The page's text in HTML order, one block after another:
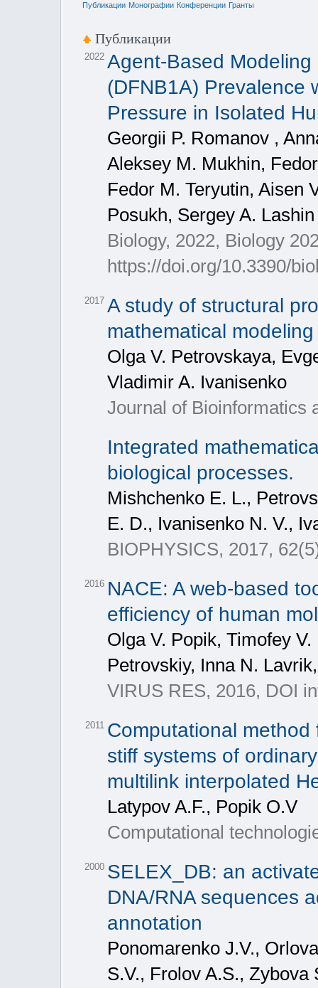
Публикации Монографии Конференции Гранты
Публикации
2022 Agent‐Based
(DFNB1A) Prevalence
Pressure in Isolated
Georgii P. Romanov ,
Aleksey M. Mukhin,
Fedor M. Teryutin, Aisen
Posukh, Sergey A.
Biology, 2022, Biology
https://doi.org/10.3390/
2017 A study of structural
mathematical
Olga V. Petrovskaya,
Vladimir A. Ivanisenko
Journal of Bioinformatics
Integrated
biological processes.
Mishchenko E. L.,
E. D., Ivanisenko N. V.,
BIOPHYSICS, 2017,
2016 NACE: A web-based
efficiency of human
Olga V. Popik, Timofey
Petrovskiy, Inna N.
VIRUS RES, 2016, DOI
2011 Computational
stiff systems of
multilink interpolated
Latypov A.F., Popik O.V
Computational
2000 SELEX_DB: an
DNA/RNA sequences
annotation
Ponomarenko J.V.,
S.V., Frolov A.S., Zybova